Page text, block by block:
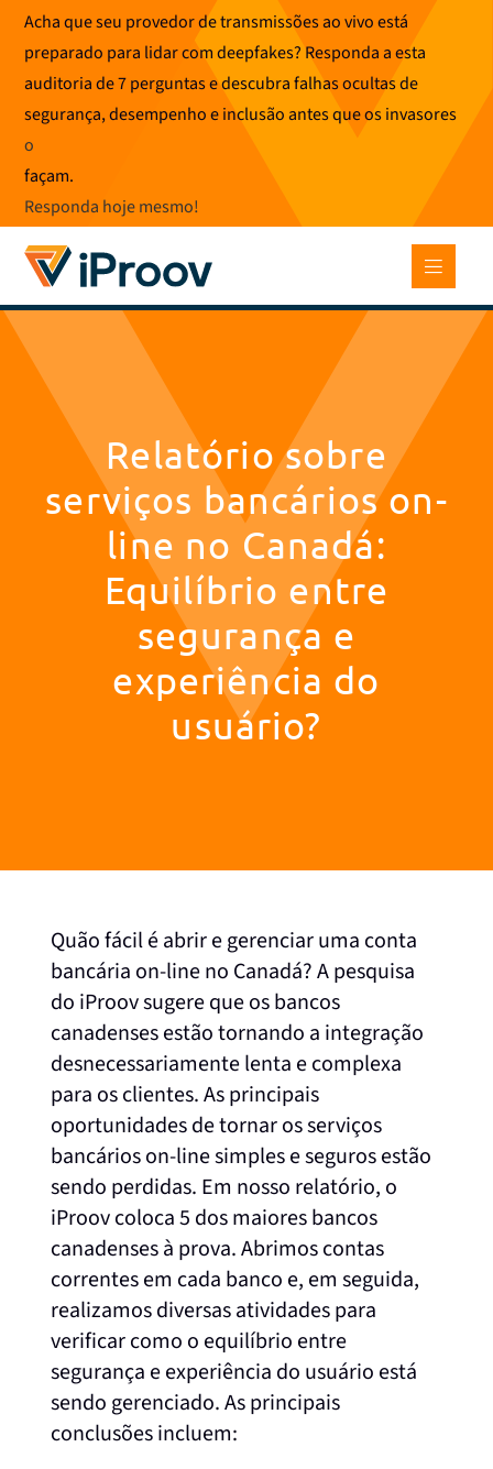
Pular
para
conteúdo
Acha que seu provedor de transmissões ao vivo está
preparado para lidar com deepfakes? Responda a esta
auditoria de 7 perguntas e descubra falhas ocultas de
segurança, desempenho e inclusão antes que os invasores
o
façam.
Responda hoje mesmo!
Relatório sobre
serviços bancários on-
line no Canadá:
Equilíbrio entre
segurança e
experiência do
usuário?
Quão fácil é abrir e gerenciar uma conta
bancária on-line no Canadá? A pesquisa
do iProov sugere que os bancos
canadenses estão tornando a integração
desnecessariamente lenta e complexa
para os clientes. As principais
oportunidades de tornar os serviços
bancários on-line simples e seguros estão
sendo perdidas. Em nosso relatório, o
iProov coloca 5 dos maiores bancos
canadenses à prova. Abrimos contas
correntes em cada banco e, em seguida,
realizamos diversas atividades para
verificar como o equilíbrio entre
segurança e experiência do usuário está
sendo gerenciado. As principais
conclusões incluem: